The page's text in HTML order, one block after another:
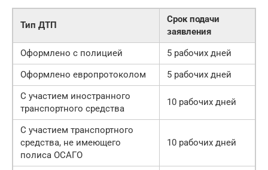
Тип ДТП
Срок подачи
заявления
Оформлено с полицией
5 рабочих дней
Оформлено европротоколом
5 рабочих дней
С участием иностранного
транспортного средства
10 рабочих дней
С участием транспортного
средства, не имеющего
полиса ОСАГО
10 рабочих дней